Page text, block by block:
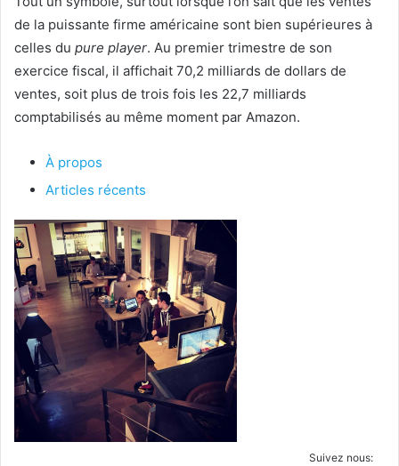
de la puissante firme américaine sont bien supérieures à
celles du pure player. Au premier trimestre de son
exercice fiscal, il affichait 70,2 milliards de dollars de
ventes, soit plus de trois fois les 22,7 milliards
comptabilisés au même moment par Amazon.
À propos
Articles récents
Suivez nous: